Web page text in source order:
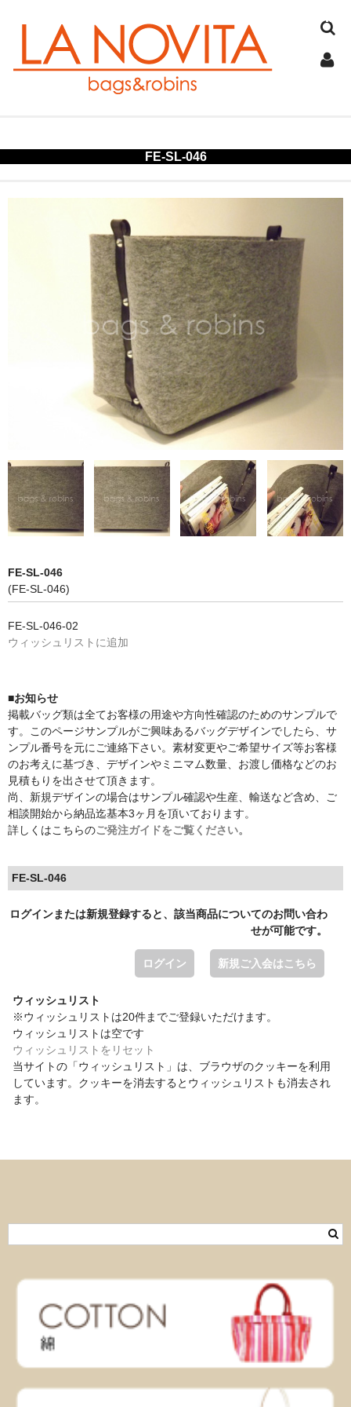
COLD STORAGE BAG
CHARM
FELT NOTE
CONTACT
GUIDE
FE-SL-046
FE-SL-046
(FE-SL-046)
FE-SL-046-02
ウィッシュリストに追加
■お知らせ
掲載バッグ類は全てお客様の用途や方向性確認のためのサンプルで
す。このページサンプルがご興味あるバッグデザインでしたら、サ
ンプル番号を元にご連絡下さい。素材変更やご希望サイズ等お客様
のお考えに基づき、デザインやミニマム数量、お渡し価格などのお
見積もりを出させて頂きます。
尚、新規デザインの場合はサンプル確認や生産、輸送など含め、ご
相談開始から納品迄基本3ヶ月を頂いております。
詳しくはこちらのご発注ガイドをご覧ください。
FE-SL-046
ログインまたは新規登録すると、該当商品についてのお問い合わ
せが可能です。
ログイン 新規ご入会はこちら
ウィッシュリスト
※ウィッシュリストは20件までご登録いただけます。
ウィッシュリストは空です
ウィッシュリストをリセット
当サイトの「ウィッシュリスト」は、ブラウザのクッキーを利用
しています。クッキーを消去するとウィッシュリストも消去され
ます。